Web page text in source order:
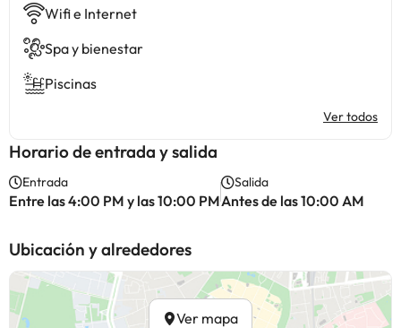
Wifi e Internet
Spa y bienestar
Piscinas
Ver todos
Horario de entrada y salida
Entrada
Entre las 4:00 PM y las 10:00 PM
Salida
Antes de las 10:00 AM
Ubicación y alrededores
Ver mapa